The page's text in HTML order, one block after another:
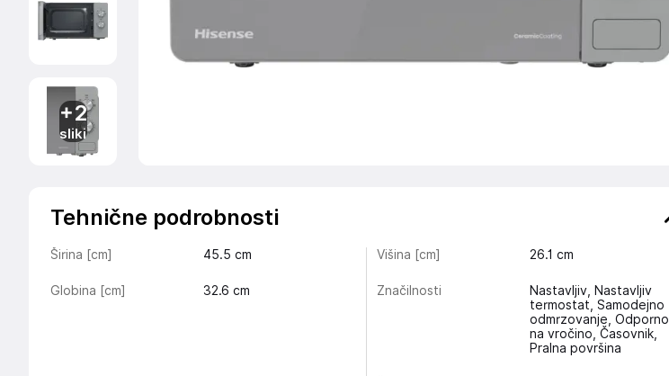
+2
sliki
Tehnične podrobnosti
Širina [cm] 45.5 cm Višina [cm] 26.1 cm
Globina [cm] 32.6 cm Značilnosti
Nastavljiv, Nastavljiv
termostat, Samodejno
odmrzovanje, Odporno
na vročino, Časovnik,
Pralna površina